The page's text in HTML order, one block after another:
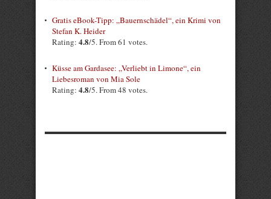
Gratis eBook-Tipp: „Bauernschädel“, ein Krimi von
Stefan K. Heider
Rating: 4.8/5. From 61 votes.
Küsse am Gardasee: „Verliebt in Limone“, ein
Liebesroman von Mia Sole
Rating: 4.8/5. From 48 votes.